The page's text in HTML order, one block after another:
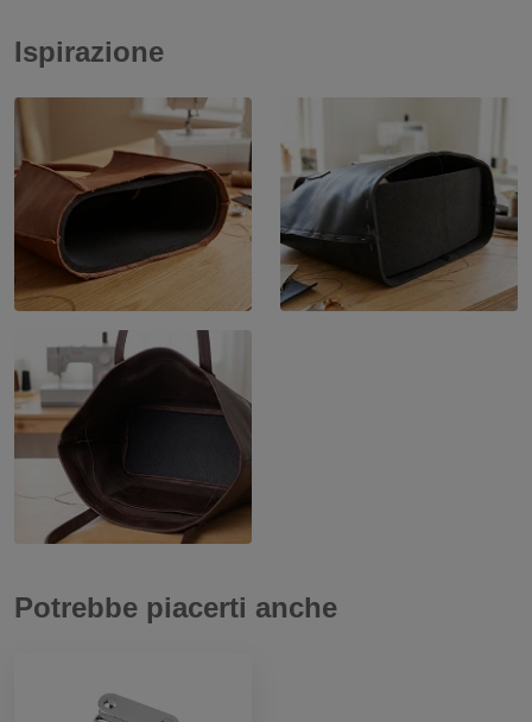
Ispirazione
Potrebbe piacerti anche